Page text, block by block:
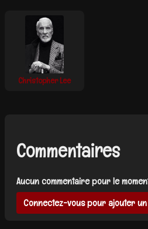
Christopher Lee
Commentaires
Aucun commentaire pour le
Connectez-vous pour ajouter